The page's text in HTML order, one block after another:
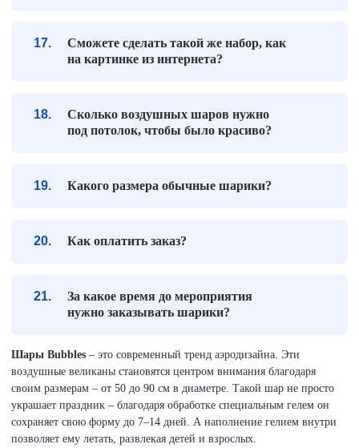
Сможете сделать такой же набор, как
на картинке из интернета?
Сколько воздушных шаров нужно
под потолок, чтобы было красиво?
Какого размера обычные шарики?
Как оплатить заказ?
За какое время до мероприятия
нужно заказывать шарики?
Шары Bubbles – это современный тренд аэродизайна. Эти
воздушные великаны становятся центром внимания благодаря
своим размерам – от 50 до 90 см в диаметре. Такой шар не просто
украшает праздник – благодаря обработке специальным гелем он
сохраняет свою форму до 7–14 дней. А наполнение гелием внутри
позволяет ему летать, развлекая детей и взрослых.